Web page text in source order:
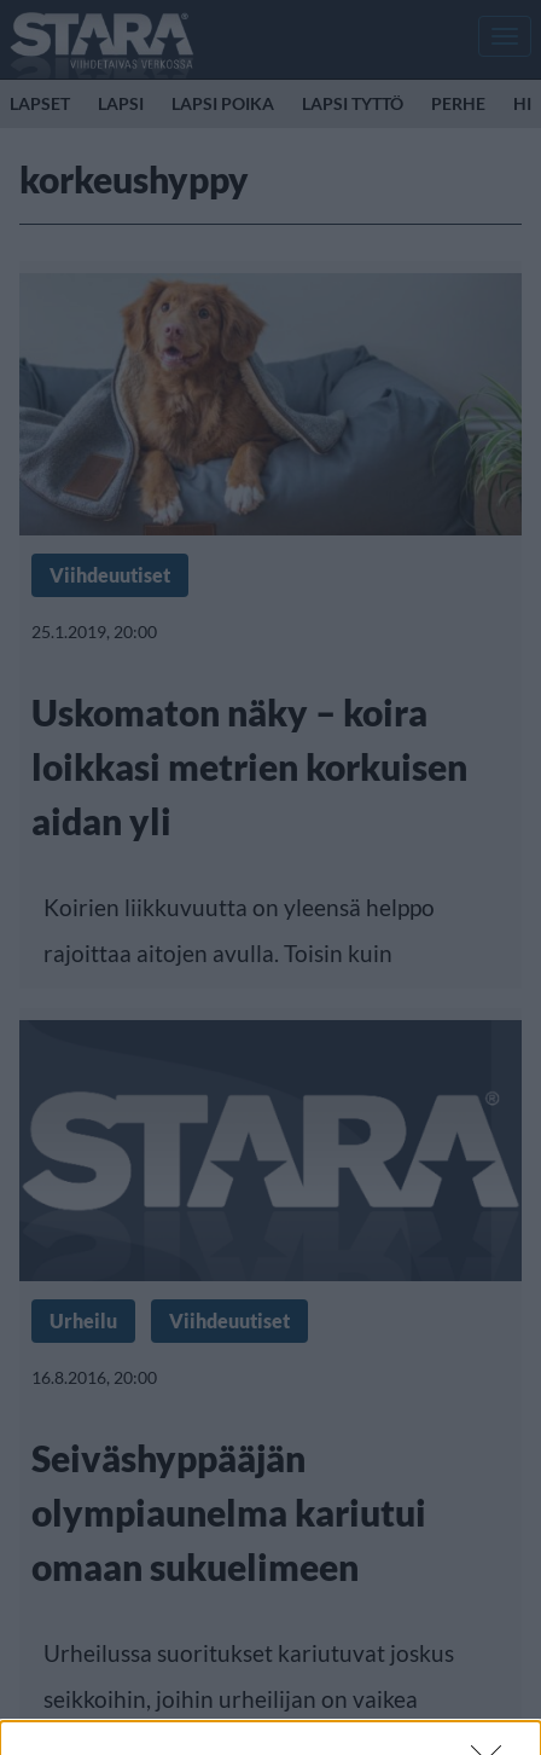
LAPSET LAPSI LAPSI POIKA LAPSI TYTTÖ PERHE
korkeushyppy
Viihdeuutiset
25.1.2019, 20:00
Uskomaton näky – koira
loikkasi metrien korkuisen
aidan yli
Koirien liikkuvuutta on yleensä helppo
rajoittaa aitojen avulla. Toisin kuin
Urheilu Viihdeuutiset
16.8.2016, 20:00
Seiväshyppääjän
olympiaunelma kariutui
omaan sukuelimeen
Urheilussa suoritukset kariutuvat joskus
seikkoihin, joihin urheilijan on vaikea